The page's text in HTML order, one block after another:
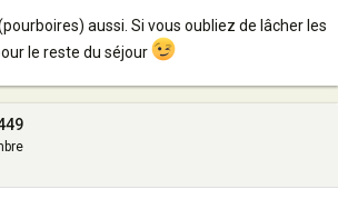
aussi. Si vous oubliez de lâcher les
le reste du séjour